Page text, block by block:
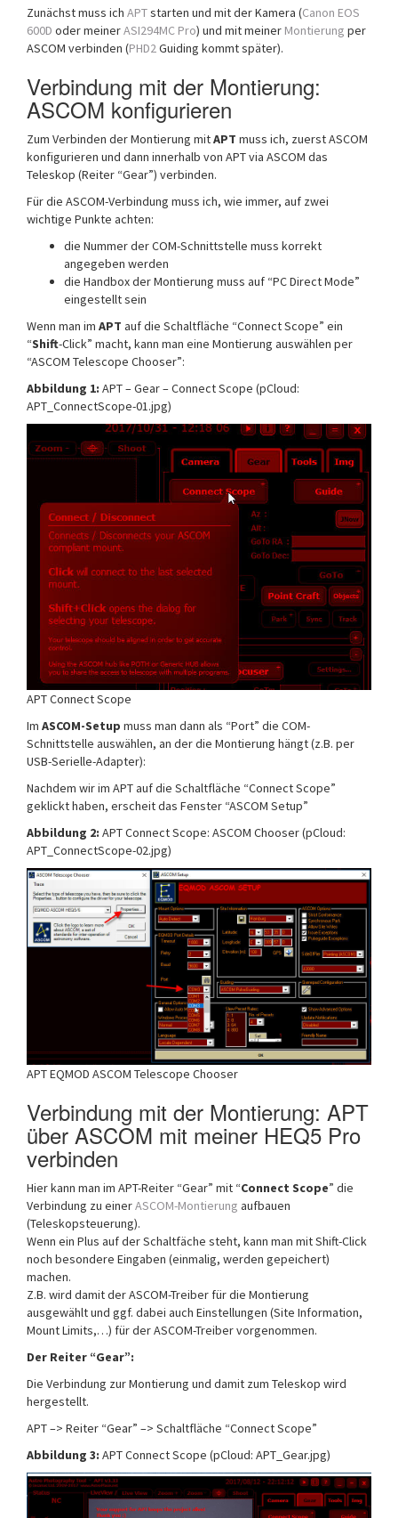
Zunächst muss ich APTstarten und mit der Kamera (Canon EOS
600D oder meinerASI294MC Pro) und mit meiner Montierung per
ASCOM verbinden (PHD2Guiding kommt später).
Verbindung mit der Montierung:
ASCOM konfigurieren
Zum Verbinden der Montierung mitAPT muss ich, zuerst ASCOM
konfigurieren und dann innerhalb von APT via ASCOM das
Teleskop (Reiter “Gear”) verbinden.
Für die ASCOM-Verbindung muss ich, wie immer, auf zwei
wichtige Punkte achten:
die Nummer der COM-Schnittstelle muss korrekt
angegeben werden
die Handbox der Montierung muss auf “PC Direct Mode”
eingestellt sein
Wenn man im APT auf die Schaltfläche “Connect Scope” ein
“Shift-Click” macht, kann man eine Montierung auswählen per
“ASCOM Telescope Chooser”:
Abbildung 1: APT – Gear – Connect Scope (pCloud:
APT_ConnectScope-01.jpg)
APT Connect Scope
Im ASCOM-Setup muss man dann als “Port” die COM-
Schnittstelle auswählen, an der die Montierung hängt (z.B. per
USB-Serielle-Adapter):
Nachdem wir im APT auf die Schaltfläche “Connect Scope”
geklickt haben, erscheit das Fenster “ASCOM Setup”
Abbildung 2: APT Connect Scope: ASCOM Chooser (pCloud:
APT_ConnectScope-02.jpg)
APT EQMOD ASCOM Telescope Chooser
Verbindung mit der Montierung: APT
über ASCOM mit meiner HEQ5 Pro
verbinden
Hier kann man im APT-Reiter “Gear” mit “Connect Scope” die
Verbindung zu einerASCOM-Montierung aufbauen
(Teleskopsteuerung).
Wenn ein Plus auf der Schaltfäche steht, kann man mit Shift-Click
noch besondere Eingaben (einmalig, werden gepeichert)
machen.
Z.B. wird damit der ASCOM-Treiber für die Montierung
ausgewählt und ggf. dabei auch Einstellungen (Site Information,
Mount Limits,…) für der ASCOM-Treiber vorgenommen.
Der Reiter “Gear”:
Die Verbindung zur Montierung und damit zum Teleskop wird
hergestellt.
APT –> Reiter “Gear” –> Schaltfläche “Connect Scope”
Abbildung 3: APT Connect Scope (pCloud: APT_Gear.jpg)